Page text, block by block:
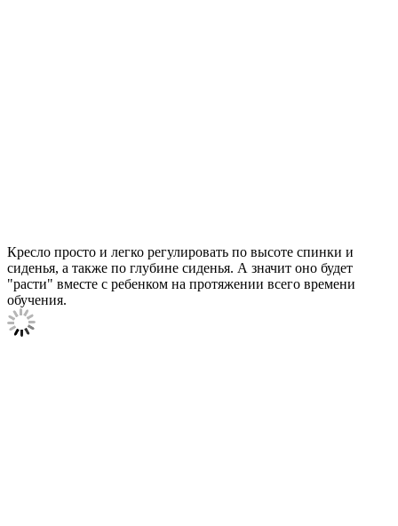
Кресло просто и легко регулировать по высоте спинки и
сиденья, а также по глубине сиденья. А значит оно будет
"расти" вместе с ребенком на протяжении всего времени
обучения.